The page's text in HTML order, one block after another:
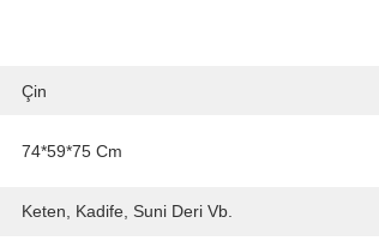
Çin
74*59*75 Cm
Keten, Kadife, Suni Deri Vb.